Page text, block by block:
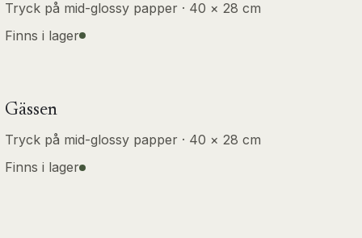
Tryck på mid-glossy papper · 40 × 28 cm
Finns i lager
Gässen
Tryck på mid-glossy papper · 40 × 28 cm
Finns i lager